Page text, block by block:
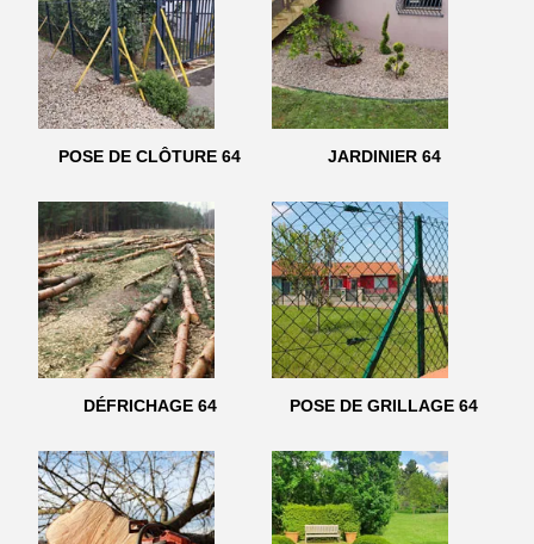
POSE DE CLÔTURE 64 JARDINIER 64
DÉFRICHAGE 64 POSE DE GRILLAGE 64